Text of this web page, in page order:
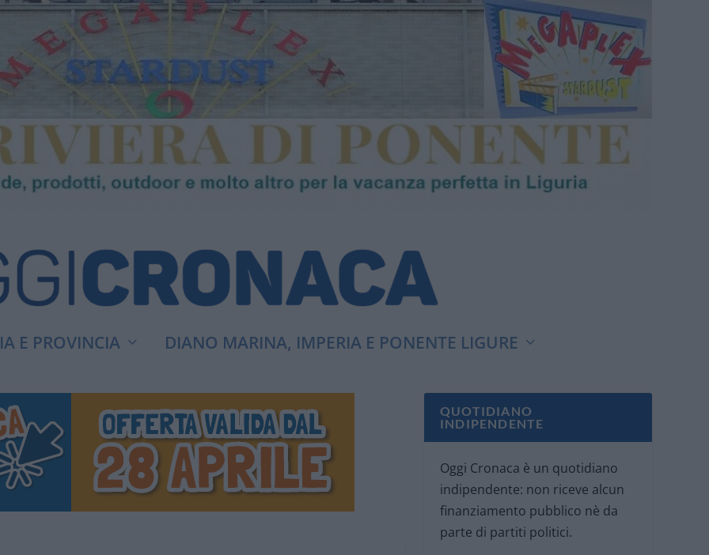
E PROVINCIA DIANO MARINA, IMPERIA E PONENTE LIGURE
QUOTIDIANO
INDIPENDENTE
Oggi Cronaca è un quotidiano
indipendente: non riceve alcun
finanziamento pubblico nè da
parte di partiti politici.